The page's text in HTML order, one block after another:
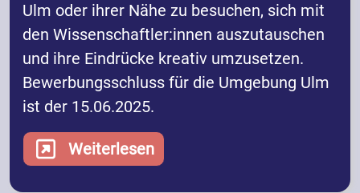
Ulm oder ihrer Nähe zu besuchen, sich mit
den Wissenschaftler:innen auszutauschen
und ihre Eindrücke kreativ umzusetzen.
Bewerbungsschluss für die Umgebung Ulm
ist der 15.06.2025.
Weiterlesen